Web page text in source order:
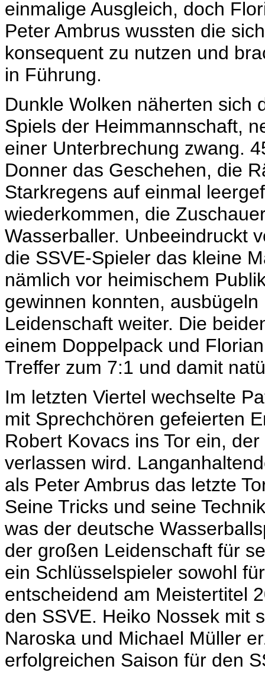
einmalige Ausgleich, doch
Peter Ambrus wussten die
konsequent zu nutzen und
in Führung.
Dunkle Wolken näherten sich
Spiels der Heimmannschaft,
einer Unterbrechung zwang.
Donner das Geschehen, die
Starkregens auf einmal
wiederkommen, die
Wasserballer. Unbeeindruckt
die SSVE-Spieler das kleine
nämlich vor heimischem
gewinnen konnten,
Leidenschaft weiter. Die
einem Doppelpack und
Treffer zum 7:1 und damit
Im letzten Viertel wechselte
mit Sprechchören gefeierten
Robert Kovacs ins Tor ein,
verlassen wird.
als Peter Ambrus das letzte
Seine Tricks und seine
was der deutsche
der großen Leidenschaft für
ein Schlüsselspieler sowohl
entscheidend am Meistertitel
den SSVE. Heiko Nossek mit
Naroska und Michael Müller
erfolgreichen Saison für den